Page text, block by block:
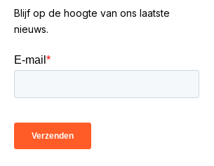
Blijf op de hoogte van ons laatste
nieuws.